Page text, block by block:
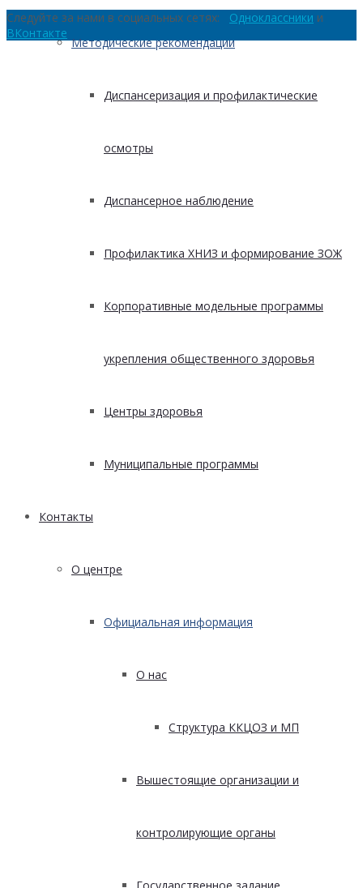
Методические рекомендации
Диспансеризация и профилактические
осмотры
Диспансерное наблюдение
Профилактика ХНИЗ и формирование ЗОЖ
Корпоративные модельные программы
укрепления общественного здоровья
Центры здоровья
Муниципальные программы
Контакты
О центре
Официальная информация
О нас
Структура ККЦОЗ и МП
Вышестоящие организации и
контролирующие органы
Следуйте за нами в социальных сетях: Одноклассники и
ВКонтакте